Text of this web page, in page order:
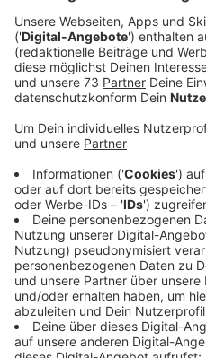
Anzeige
Apotheken sind bereit
Rezept
Anzeige
©RADIO WMW
Anzeige
Medikamente, die das